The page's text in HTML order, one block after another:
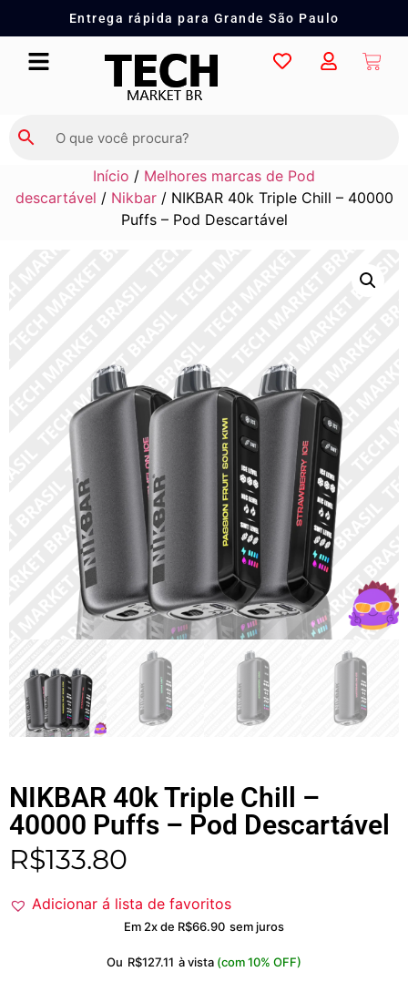
Entrega rápida para Grande São Paulo
Início / Melhores marcas de Pod
descartável / Nikbar/ NIKBAR 40k Triple Chill – 40000
Puffs – Pod Descartável
NIKBAR 40k Triple Chill –
40000 Puffs – Pod Descartável
R$133.80
Adicionar á lista de favoritos
Em 2x de R$66.90 sem juros
Ou R$127.11 à vista (com 10% OFF)